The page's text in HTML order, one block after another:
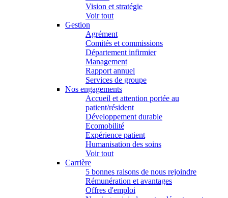
Vision et stratégie
Voir tout
Gestion
Agrément
Comités et commissions
Département infirmier
Management
Rapport annuel
Services de groupe
Nos engagements
Accueil et attention portée au
patient/résident
Développement durable
Ecomobilité
Expérience patient
Humanisation des soins
Voir tout
Carrière
5 bonnes raisons de nous rejoindre
Rémunération et avantages
Offres d'emploi